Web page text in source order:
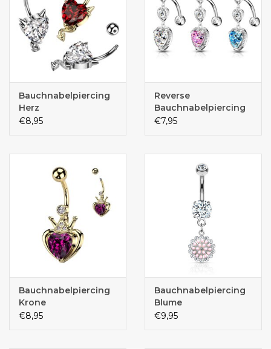
Bauchnabelpiercing
Herz
€8,95
Reverse
Bauchnabelpiercing
€7,95
Bauchnabelpiercing
Krone
€8,95
Bauchnabelpiercing
Blume
€9,95